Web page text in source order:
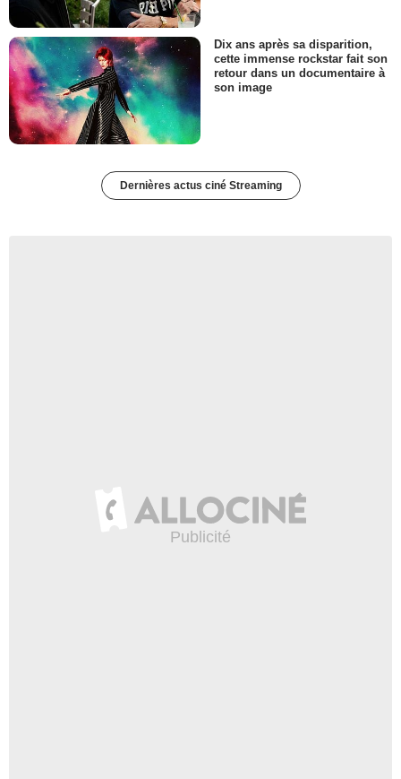
Dix ans après sa disparition,
cette immense rockstar fait son
retour dans un documentaire à
son image
Dernières actus ciné Streaming